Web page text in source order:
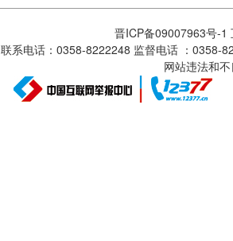
晋ICP备09007963号-1
联系电话：0358-8222248 监督电话 ：
网站违法和